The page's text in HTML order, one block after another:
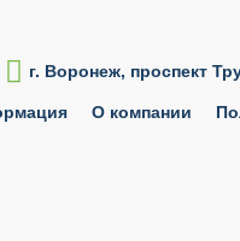
 г. Воронеж, проспект
О компании